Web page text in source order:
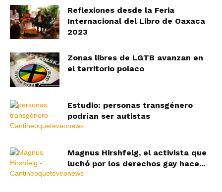
Reflexiones desde la Feria
Internacional del Libro de Oaxaca
2023
Zonas libres de LGTB avanzan en
el territorio polaco
Estudio: personas transgénero
podrían ser autistas
Magnus Hirshfelg, el activista que
luchó por los derechos gay hace...